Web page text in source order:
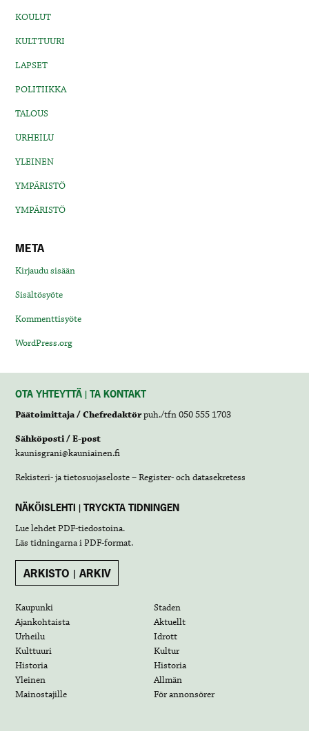
KOULUT
KULTTUURI
LAPSET
POLITIIKKA
TALOUS
URHEILU
YLEINEN
YMPÄRISTÖ
YMPÄRISTÖ
META
Kirjaudu sisään
Sisältösyöte
Kommenttisyöte
WordPress.org
OTA YHTEYTTÄ | TA KONTAKT
Päätoimittaja / Chefredaktörpuh./tfn 050 555 1703
Sähköposti / E-post
kaunisgrani@kauniainen.fi
Rekisteri- ja tietosuojaseloste – Register- och datasekretess
NÄKÖISLEHTI | TRYCKTA TIDNINGEN
Lue lehdetPDF-tiedostoina.
Läs tidningarna iPDF-format.
ARKISTO | ARKIV
Kaupunki
Staden
Ajankohtaista
Aktuellt
Urheilu
Idrott
Kulttuuri
Kultur
Historia
Historia
Yleinen
Allmän
Mainostajille
För annonsörer